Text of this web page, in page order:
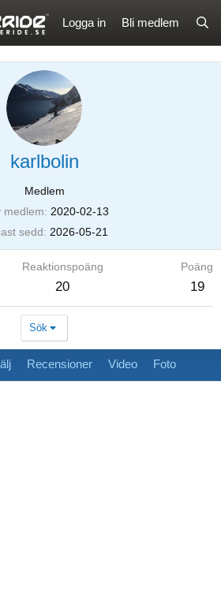
Logga in Bli medlem
karlbolin
Medlem
medlem
2020-02-13
sedd
2026-05-21
Reaktionspoäng
20
Poäng
19
Sök
Recensioner Video Foto